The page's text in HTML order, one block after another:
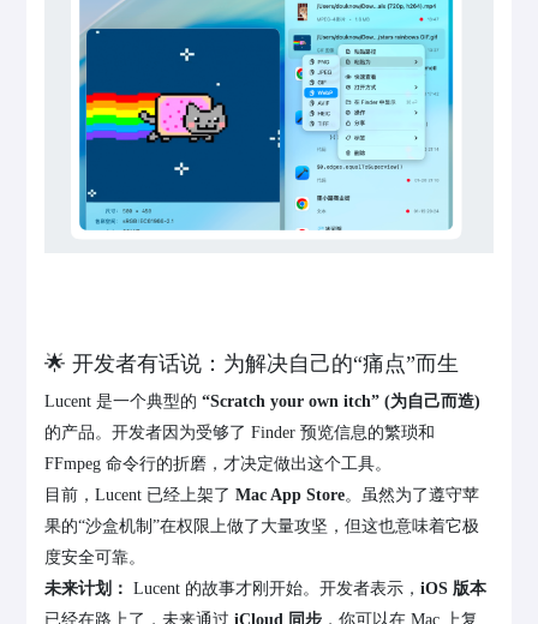
🌟 开发者有话说：为解决自己的“痛点”而生
Lucent 是一个典型的“Scratch your own itch” (为自己而造)
的产品。开发者因为受够了 Finder 预览信息的繁琐和
FFmpeg 命令行的折磨，才决定做出这个工具。
目前，Lucent 已经上架了Mac App Store。虽然为了遵守苹
果的“沙盒机制”在权限上做了大量攻坚，但这也意味着它极
度安全可靠。
未来计划： Lucent 的故事才刚开始。开发者表示，iOS 版本
已经在路上了，未来通过iCloud 同步 ，你可以在 Mac 上复